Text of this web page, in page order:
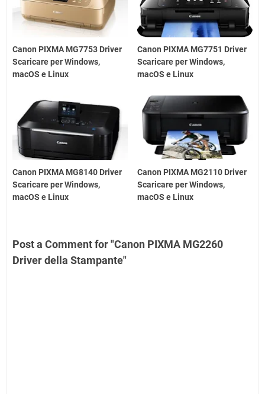
Canon PIXMA MG7753 Driver
Scaricare per Windows,
macOS e Linux
Canon PIXMA MG7751 Driver
Scaricare per Windows,
macOS e Linux
Canon PIXMA MG8140 Driver
Scaricare per Windows,
macOS e Linux
Canon PIXMA MG2110 Driver
Scaricare per Windows,
macOS e Linux
Post a Comment for "Canon PIXMA MG2260
Driver della Stampante"